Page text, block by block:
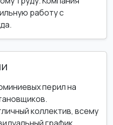
работу с
перил на
коллектив, всему